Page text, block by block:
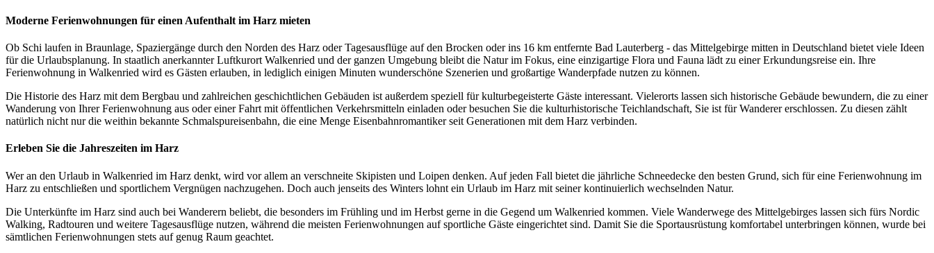
Moderne Ferienwohnungen für einen Aufenthalt im Harz mieten
Ob Schi laufen in Braunlage, Spaziergänge durch den Norden des Harz oder Tagesausflüge auf den Brocken oder ins 16 km entfernte Bad Lauterberg - das Mittelgebirge mitten in Deutschland bietet viele Ideen
für die Urlaubsplanung. In staatlich anerkannter Luftkurort Walkenried und der ganzen Umgebung bleibt die Natur im Fokus, eine einzigartige Flora und Fauna lädt zu einer Erkundungsreise ein. Ihre
Ferienwohnung in Walkenried wird es Gästen erlauben, in lediglich einigen Minuten wunderschöne Szenerien und großartige Wanderpfade nutzen zu können.
Die Historie des Harz mit dem Bergbau und zahlreichen geschichtlichen Gebäuden ist außerdem speziell für kulturbegeisterte Gäste interessant. Vielerorts lassen sich historische Gebäude bewundern, die zu einer
Wanderung von Ihrer Ferienwohnung aus oder einer Fahrt mit öffentlichen Verkehrsmitteln einladen oder besuchen Sie die kulturhistorische Teichlandschaft, Sie ist für Wanderer erschlossen. Zu diesen zählt
natürlich nicht nur die weithin bekannte Schmalspureisenbahn, die eine Menge Eisenbahnromantiker seit Generationen mit dem Harz verbinden.
Erleben Sie die Jahreszeiten im Harz
Wer an den Urlaub in Walkenried im Harz denkt, wird vor allem an verschneite Skipisten und Loipen denken. Auf jeden Fall bietet die jährliche Schneedecke den besten Grund, sich für eine Ferienwohnung im
Harz zu entschließen und sportlichem Vergnügen nachzugehen. Doch auch jenseits des Winters lohnt ein Urlaub im Harz mit seiner kontinuierlich wechselnden Natur.
Die Unterkünfte im Harz sind auch bei Wanderern beliebt, die besonders im Frühling und im Herbst gerne in die Gegend um Walkenried kommen. Viele Wanderwege des Mittelgebirges lassen sich fürs Nordic
Walking, Radtouren und weitere Tagesausflüge nutzen, während die meisten Ferienwohnungen auf sportliche Gäste eingerichtet sind. Damit Sie die Sportausrüstung komfortabel unterbringen können, wurde bei
sämtlichen Ferienwohnungen stets auf genug Raum geachtet.